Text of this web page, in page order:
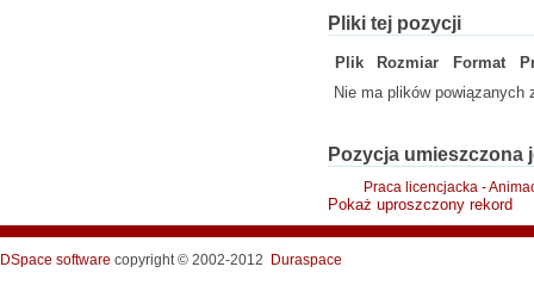
Pliki tej pozycji
Plik Rozmiar Format
Nie ma plików powiązanych
Pozycja
Praca licencjacka -
Pokaż uproszczony rekord
DSpace software copyright © 2002-2012 Duraspace